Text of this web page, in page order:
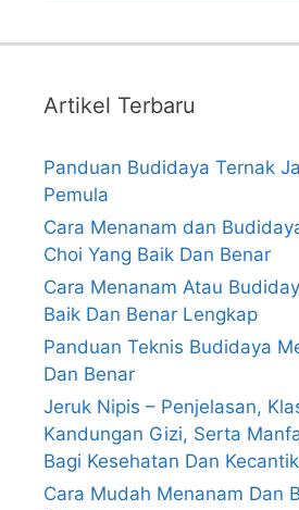
Artikel Terbaru
Panduan Budidaya Ternak
Pemula
Cara Menanam dan
Choi Yang Baik Dan Benar
Cara Menanam Atau
Baik Dan Benar Lengkap
Panduan Teknis Budidaya
Dan Benar
Jeruk Nipis – Penjelasan,
Kandungan Gizi, Serta
Bagi Kesehatan Dan
Cara Mudah Menanam Dan